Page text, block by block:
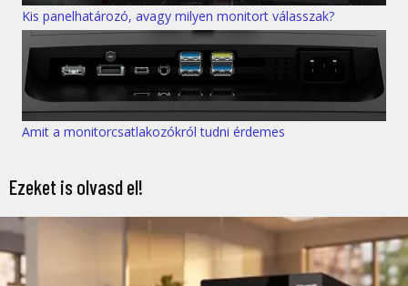
Kis panelhatározó, avagy milyen monitort válasszak?
Amit a monitorcsatlakozókról tudni érdemes
Ezeket is olvasd el!